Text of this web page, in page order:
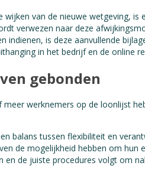
van de nieuwe wetgeving,
verwezen naar deze
indienen, is deze aanvullende
in het bedrijf en de online
gebonden
werknemers op de loonlijst
balans tussen flexibiliteit en
de mogelijkheid hebben om hun
en de juiste procedures volgt om